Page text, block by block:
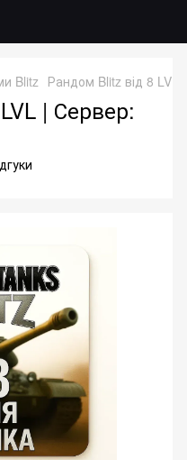
Blitz Рандом Blitz від 8 LVL
| Сервер: